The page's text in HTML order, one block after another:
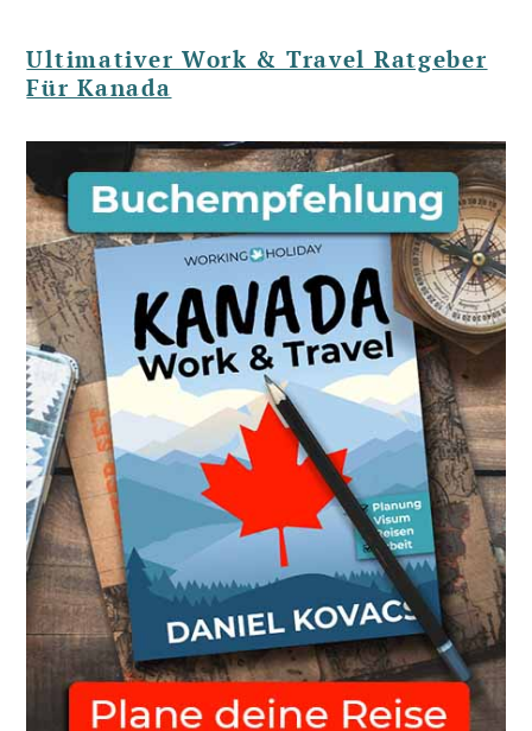
Ultimativer Work & Travel Ratgeber
Für Kanada